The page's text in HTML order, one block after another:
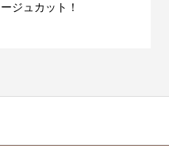
ージュカット！